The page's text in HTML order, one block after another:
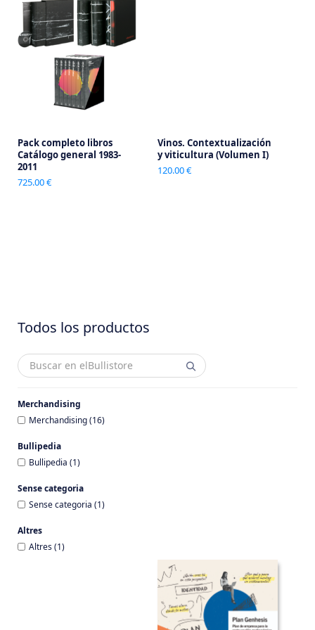
Pack completo libros
Catálogo general 1983-
2011
725.00 €
Vinos. Contextualización
y viticultura (Volumen I)
120.00 €
Todos los productos
Merchandising
Merchandising (16)
Bullipedia
Bullipedia (1)
Sense categoria
Sense categoria (1)
Altres
Altres (1)